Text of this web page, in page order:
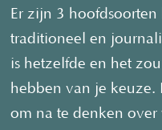
Er zijn 3
traditioneel en
is hetzelfde en het
hebben van je keuze.
om na te denken